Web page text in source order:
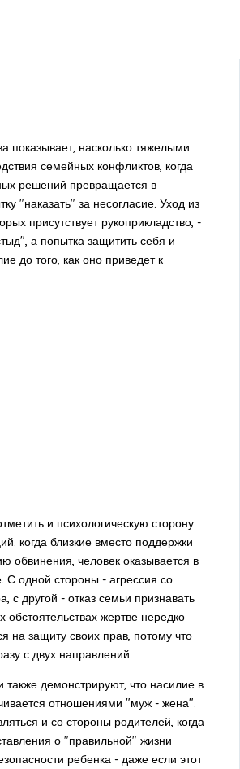
показывает, насколько тяжелыми
семейных конфликтов, когда
решений превращается в
"наказать" за несогласие. Уход из
присутствует рукоприкладство, -
а попытка защитить себя и
до того, как оно приведет к
и психологическую сторону
когда близкие вместо поддержки
обвинения, человек оказывается в
С одной стороны - агрессия со
с другой - отказ семьи признавать
обстоятельствах жертве нередко
на защиту своих прав, потому что
с двух направлений.
также демонстрируют, что насилие в
отношениями "муж - жена".
и со стороны родителей, когда
о "правильной" жизни
ребенка - даже если этот